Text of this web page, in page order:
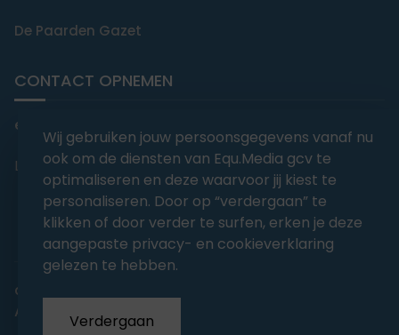
De Paarden Gazet
CONTACT OPNEMEN
editorial@equmedia.be
Langendamdreef 22 9880 Aalter België
abonnementsvoorwaarden
Algemene voorwaarden
Wij gebruiken jouw persoonsgegevens vanaf nu
ook om de diensten van Equ.Media gcv te
optimaliseren en deze waarvoor jij kiest te
personaliseren. Door op “verdergaan” te
klikken of door verder te surfen, erken je deze
aangepaste privacy- en cookieverklaring
gelezen te hebben.
Verdergaan